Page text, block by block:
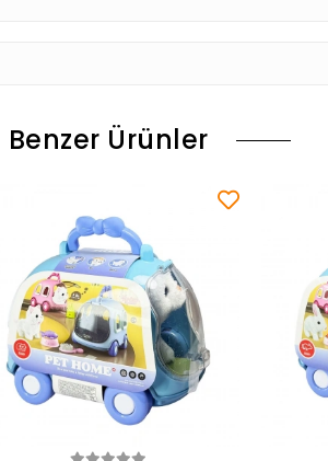
Benzer Ürünler